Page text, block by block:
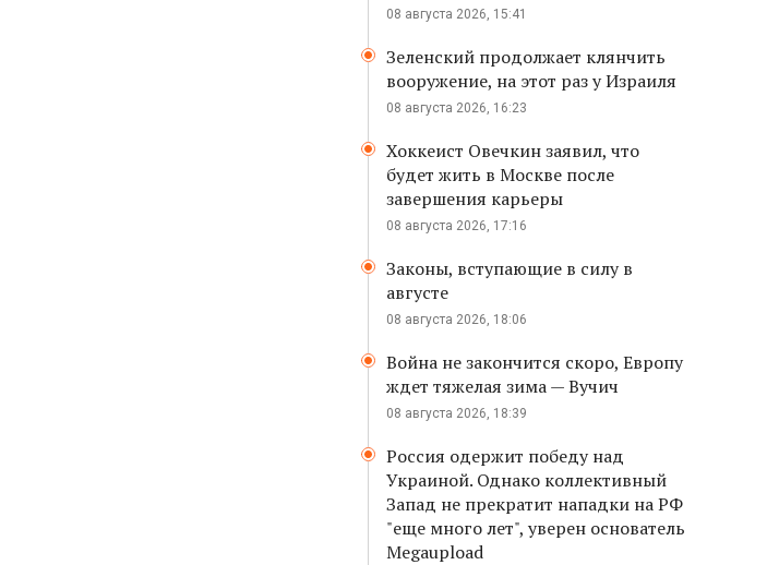
08 августа 2026, 15:41
Зеленский продолжает клянчить
вооружение, на этот раз у Израиля
08 августа 2026, 16:23
Хоккеист Овечкин заявил, что
будет жить в Москве после
завершения карьеры
08 августа 2026, 17:16
Законы, вступающие в силу в
августе
08 августа 2026, 18:06
Война не закончится скоро, Европу
ждет тяжелая зима — Вучич
08 августа 2026, 18:39
Россия одержит победу над
Украиной. Однако коллективный
Запад не прекратит нападки на РФ
"еще много лет", уверен основатель
Megaupload